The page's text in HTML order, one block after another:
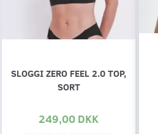
SLOGGI ZERO FEEL 2.0 TOP,
SORT
249,00 DKK